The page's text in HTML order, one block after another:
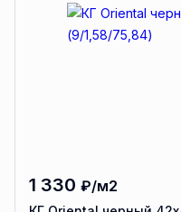
1 330 ₽/м2